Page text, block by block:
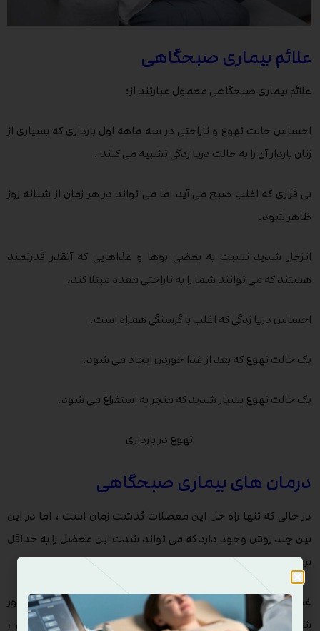
علائم بیماری صبحگاهی
علائم بیماری صبحگاهی معمول عبارتند از:
احساس حالت تهوع و ناراحتی در سه ماهه اول بارداری که بسیاری از
زنان باردار آن را به حالت دریا زدگی تشبیه می کنند .
بی قراری که اغلب صبح می آید اما می تواند در هر زمان از شبانه روز
ظاهر شود.
انزجار شدید نسبت به بعضی بوها و غذاهایی که آنقدر قدرتمند
هستند که می توانند شما را به ناراحتی معده مبتلا کند.
احساس دریا زدگی که اغلب با گرسنگی همراه است.
یک حالت تهوع که بعد از غذا خوردن ایجاد می شود.
یک حالت تهوع بسیار شدید که منجر به استفراغ می شود.
تهوع در بارداری
درمان های بیماری صبحگاهی
در حالی که تنها راه حل این معضلات گذشت زمان است ، اما در این
بین چند روش وجود دارد که می تواند شدت این معضل را به حداقل
برساند:
غذاهایی که مورد علاقه شما هستند را مصرف کنید، حتی اگر مجبور
شوید بارها و بارها غذای تکراری مصرف کنید . از خوردن ، دیدن ،